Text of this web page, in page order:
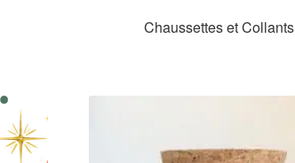
Chaussettes et Collants